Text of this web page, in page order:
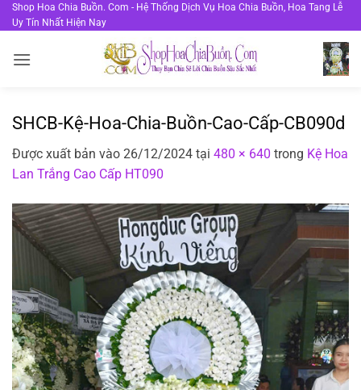
Bỏ
qua
dung
Shop Hoa Chia Buồn. Com - Hệ Thống Dịch Vụ Hoa Chia Buồn, Hoa Tang Lễ
Uy Tín Nhất Hiện Nay
SHCB-Kệ-Hoa-Chia-Buồn-Cao-Cấp-CB090d
Được xuất bản vào 26/12/2024 tại 480 × 640 trong Kệ Hoa
Lan Trắng Cao Cấp HT090